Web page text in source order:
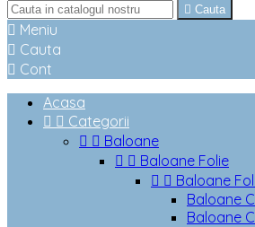
 Cauta
 Meniu
 Cauta
 Cont
Acasa
  Categorii
  Baloane
  Baloane Folie
  Baloane
Baloane
Baloane